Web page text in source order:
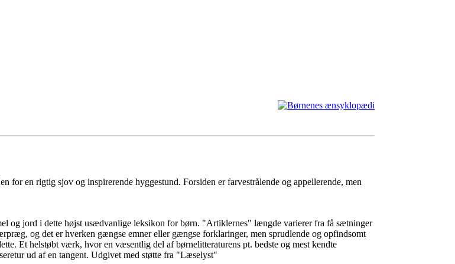
for en rigtig sjov og inspirerende hyggestund. Forsiden er farvestrålende og appellerende, men
og jord i dette højst usædvanlige leksikon for børn. "Artiklernes" længde varierer fra få sætninger
og det er hverken gængse emner eller gængse forklaringer, men sprudlende og opfindsomt
Et helstøbt værk, hvor en væsentlig del af børnelitteraturens pt. bedste og mest kendte
ud af en tangent. Udgivet med støtte fra "Læselyst"